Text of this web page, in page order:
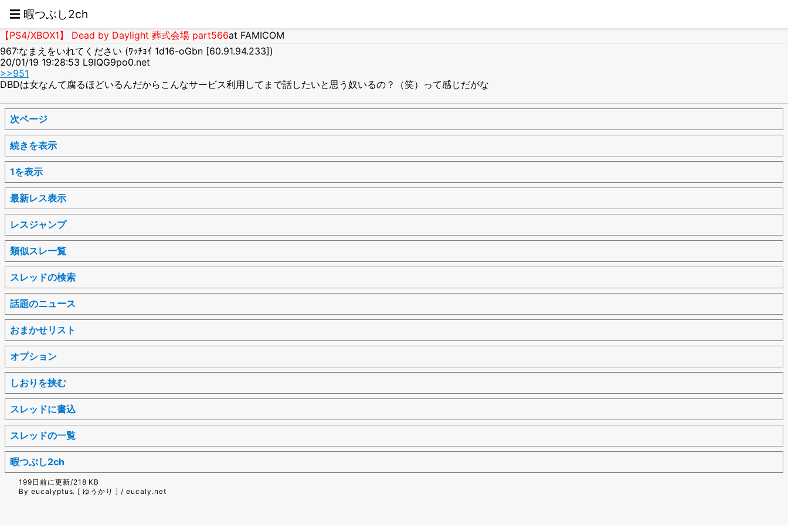
☰ 暇つぶし2ch
【PS4/XBOX1】 Dead by Daylight 葬式会場 part566at FAMICOM
967:なまえをいれてください (ﾜｯﾁｮｲ 1d16-oGbn [60.91.94.233])
20/01/19 19:28:53 L9lQG9po0.net
>>951
DBDは女なんて腐るほどいるんだからこんなサービス利用してまで話したいと思う奴いるの？（笑）って感じだがな
次ページ
続きを表示
1を表示
最新レス表示
レスジャンプ
類似スレ一覧
スレッドの検索
話題のニュース
おまかせリスト
オプション
しおりを挟む
スレッドに書込
スレッドの一覧
暇つぶし2ch
199日前に更新/218 KB
By eucalyptus. [ ゆうかり ] / eucaly.net